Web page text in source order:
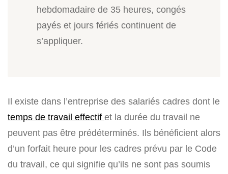
hebdomadaire de 35 heures, congés
payés et jours fériés continuent de
s’appliquer.
Il existe dans l’entreprise des salariés cadres dont le
temps de travail effectif et la durée du travail ne
peuvent pas être prédéterminés. Ils bénéficient alors
d’un forfait heure pour les cadres prévu par le Code
du travail, ce qui signifie qu’ils ne sont pas soumis